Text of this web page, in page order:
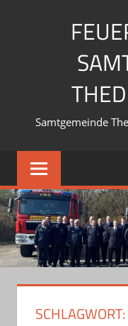
Samtgemeinde
SCHLAGWORT: